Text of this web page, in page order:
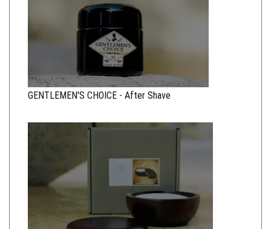
GENTLEMEN'S CHOICE - After Shave